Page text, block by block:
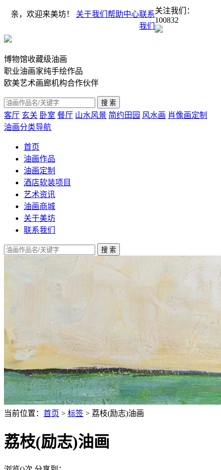
亲，欢迎来美坊！ 关于我们 帮助中心联系
我们
关注我们：
100832
博物馆收藏级油画
职业油画家纯手绘作品
欧美艺术画廊机构合作伙伴
客厅 玄关 卧室 餐厅 山水风景 简约田园 风水画 肖像画定制
油画分类导航
首页
油画作品
油画定制
酒店软装项目
艺术资讯
油画商城
关于美坊
联系我们
当前位置： 首页 > 标签 > 荔枝(励志)油画
荔枝(励志)油画